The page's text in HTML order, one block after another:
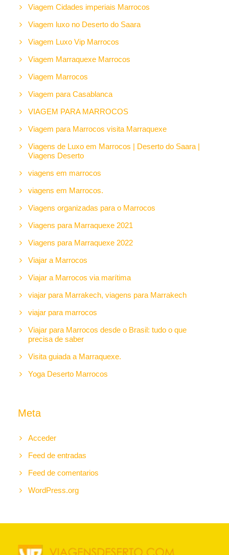
Viagem Cidades imperiais Marrocos
Viagem luxo no Deserto do Saara
Viagem Luxo Vip Marrocos
Viagem Marraquexe Marrocos
Viagem Marrocos
Viagem para Casablanca
VIAGEM PARA MARROCOS
Viagem para Marrocos visita Marraquexe
Viagens de Luxo em Marrocos | Deserto do Saara |
Viagens Deserto
viagens em marrocos
viagens em Marrocos.
Viagens organizadas para o Marrocos
Viagens para Marraquexe 2021
Viagens para Marraquexe 2022
Viajar a Marrocos
Viajar a Marrocos via marítima
viajar para Marrakech, viagens para Marrakech
viajar para marrocos
Viajar para Marrocos desde o Brasil: tudo o que
precisa de saber
Visita guiada a Marraquexe.
Yoga Deserto Marrocos
Meta
Acceder
Feed de entradas
Feed de comentarios
WordPress.org